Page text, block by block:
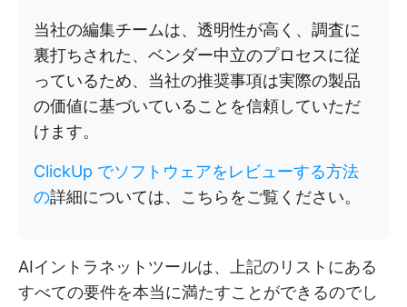
当社の編集チームは、透明性が高く、調査に
裏打ちされた、ベンダー中立のプロセスに従
っているため、当社の推奨事項は実際の製品
の価値に基づいていることを信頼していただ
けます。
ClickUp でソフトウェアをレビューする方法
の詳細については、こちらをご覧ください。
AIイントラネットツールは、上記のリストにある
すべての要件を本当に満たすことができるのでし